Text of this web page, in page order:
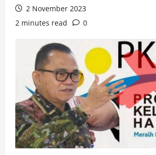
2 November 2023
2 minutes read
0